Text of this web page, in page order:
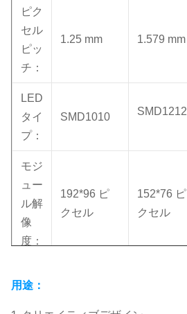
ピク
セル
ピッ
チ：
1.25 mm 1.579 mm
LED
タイ
プ：
SMD1010 SMD1212
モジ
ュー
ル解
像
度：
192*96 ピ
クセル
152*76 ピ
クセル
ュー
ルサ
240*120mm
用途：